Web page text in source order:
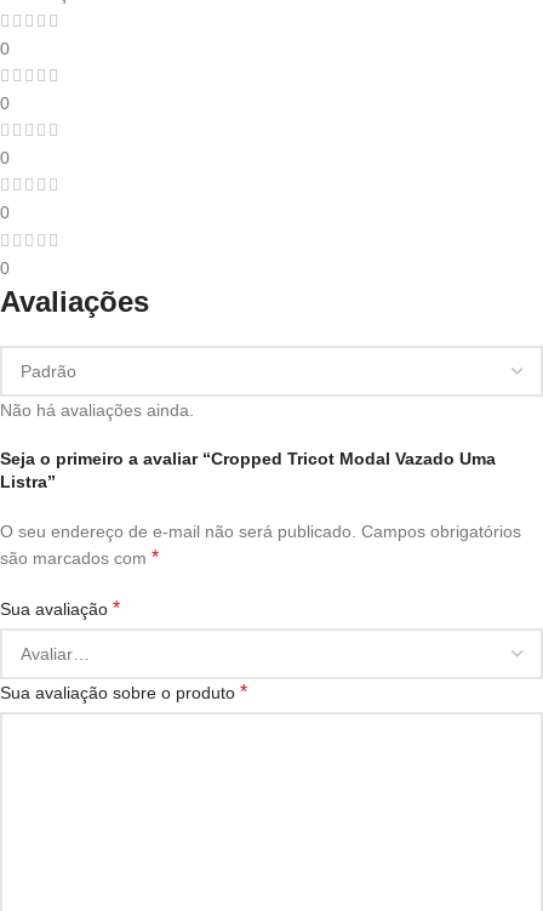
0
0
0
0
0
Avaliações
Não há avaliações ainda.
Seja o primeiro a avaliar “Cropped Tricot Modal Vazado Uma
Listra”
O seu endereço de e-mail não será publicado. Campos obrigatórios
são marcados com *
Sua avaliação *
Sua avaliação sobre o produto *